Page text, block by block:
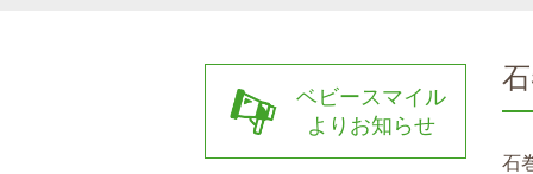
石
ベビースマイル
よりお知らせ